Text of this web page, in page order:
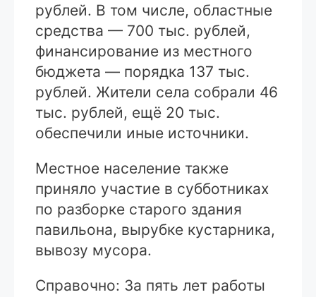
рублей. В том числе, областные
средства — 700 тыс. рублей,
финансирование из местного
бюджета — порядка 137 тыс.
рублей. Жители села собрали 46
тыс. рублей, ещё 20 тыс.
обеспечили иные источники.
Местное население также
приняло участие в субботниках
по разборке старого здания
павильона, вырубке кустарника,
вывозу мусора.
Справочно: За пять лет работы